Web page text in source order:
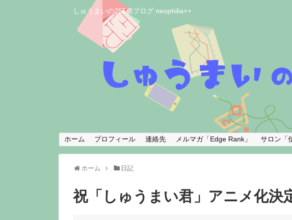
しゅうまいの256倍ブログ neophilia++
ホーム プロフィール 連絡先 メルマガ「Edge Rank」 サロン「
ホーム 日記
祝「しゅうまい君」アニメ化決